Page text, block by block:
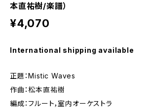
本直祐樹/楽譜）
¥4,070
International shipping available
正題：Mistic Waves
作曲：松本直祐樹
編成：フルート，室内オーケストラ